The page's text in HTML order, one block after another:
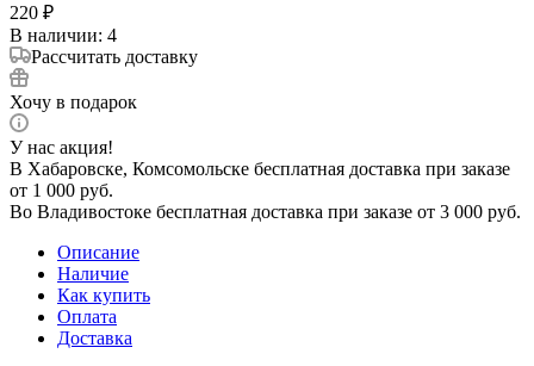
220 ₽
В наличии: 4
Рассчитать доставку
Хочу в подарок
У нас акция!
В Хабаровске, Комсомольске бесплатная доставка при заказе
от 1 000 руб.
Во Владивостоке бесплатная доставка при заказе от 3 000 руб.
Описание
Наличие
Как купить
Оплата
Доставка